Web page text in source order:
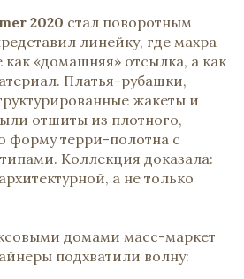
2020 стал поворотным
линейку, где махра
как «домашняя» отсылка, а как
Платья-рубашки,
жакеты и
отшиты из плотного,
форму терри-полотна с
Коллекция доказала:
а не только
домами масс-маркет
подхватили волну: